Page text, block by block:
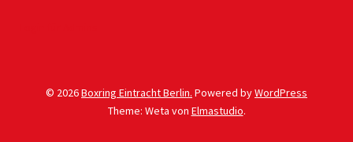
© 2026Boxring Eintracht Berlin. Powered byWordPress
Theme: Weta von Elmastudio.